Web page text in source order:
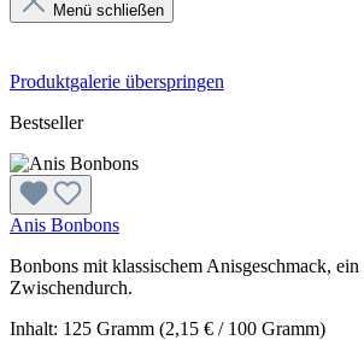
Menü schließen
Produktgalerie überspringen
Bestseller
Anis Bonbons
Bonbons mit klassischem Anisgeschmack,
Zwischendurch.
Inhalt: 125 Gramm (2,15 € / 100 Gramm)